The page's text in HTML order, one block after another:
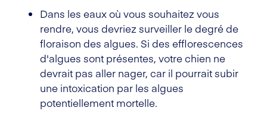
Dans les eaux où vous souhaitez vous
rendre, vous devriez surveiller le degré de
floraison des algues. Si des efflorescences
d'algues sont présentes, votre chien ne
devrait pas aller nager, car il pourrait subir
une intoxication par les algues
potentiellement mortelle.